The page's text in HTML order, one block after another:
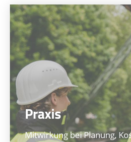
Praxis
Mitwirkung bei Planung,